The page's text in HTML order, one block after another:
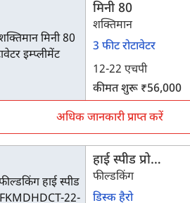
मिनी 80
शक्तिमान
3 फीट रोटावेटर
12-22 एचपी
कीमत शुरू ₹56,000
अधिक जानकारी प्राप्त करें
हाई स्पीड प्रो
FKMDHDCT-22-12
फील्डकिंग
डिस्क हैरो